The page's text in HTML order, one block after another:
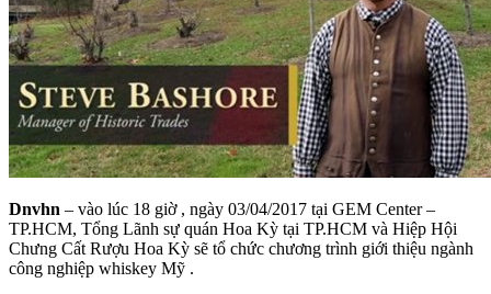
Dnvhn – vào lúc 18 giờ , ngày 03/04/2017 tại GEM Center –
TP.HCM, Tổng Lãnh sự quán Hoa Kỳ tại TP.HCM và Hiệp Hội
Chưng Cất Rượu Hoa Kỳ sẽ tổ chức chương trình giới thiệu ngành
công nghiệp whiskey Mỹ .